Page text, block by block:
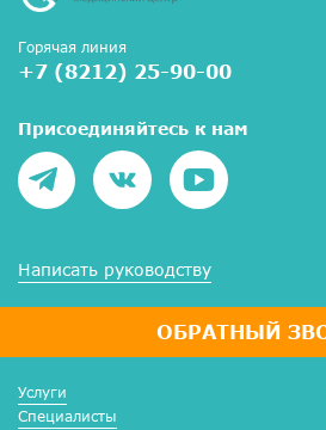
Горячая линия
+7 (8212) 25-90-00
ОБРАТНЫЙ
Присоединяйтесь к нам
Написать руководству
Услуги
Специалисты